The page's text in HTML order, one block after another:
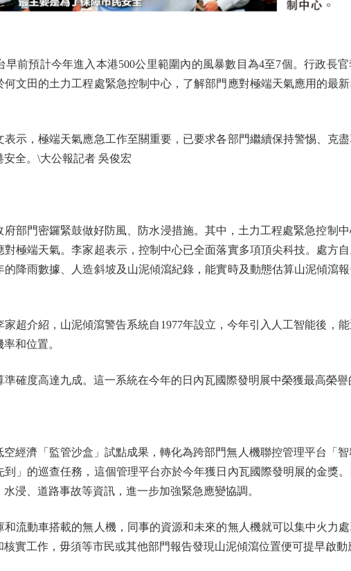
預計今年進入本港500公里範圍內的風暴數目為4至7個。行政長官
文田的土力工程處緊急控制中心，了解部門應對極端天氣應用的最
，極端天氣應急工作至關重要，已要求各部門繼續保持警惕、克盡
全。\大公報記者 吳俊宏
門密鑼緊鼓做好防風、防水浸措施。其中，土力工程處緊急控制中
極端天氣。李家超表示，控制中心已全面落實多項頂尖科技。處方
降雨數據、人造斜坡及山泥傾瀉紀錄，能實時及動態估算山泥傾瀉
介紹，山泥傾瀉警告系統自1977年設立，今年引入人工智能後，
和位置。
度高達九成。這一系統在今年的日內瓦國際發明展中榮獲最高榮譽
濟「監管沙盒」試點成果，轉化為跨部門無人機聯控管理平台「智
」的巡查任務，這個管理平台亦於今年獲日內瓦國際發明展的金獎。
浸、道路事故等資訊，進一步加強緊急應變協調。
動車搭載的無人機，同事的資源和未來的無人機就可以集中火力
實工作，毋須等市民或其他部門報告發現山泥傾瀉位置便可提早啟動